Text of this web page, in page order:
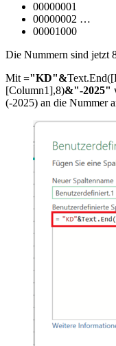
00000001
00000002 …
00001000
Die Nummern sind jetzt
Mit ="KD"&
[Column1],8)&"-2025"
(-2025) an die Nummer